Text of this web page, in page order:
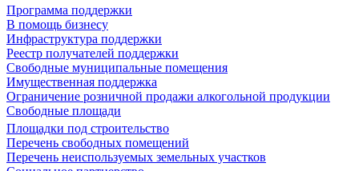
Программа поддержки
В помощь бизнесу
Инфраструктура поддержки
Реестр получателей поддержки
Свободные муниципальные помещения
Имущественная поддержка
Ограничение розничной продажи алкогольной продукции
Свободные площади
Площадки под строительство
Перечень свободных помещений
Перечень неиспользуемых земельных участков